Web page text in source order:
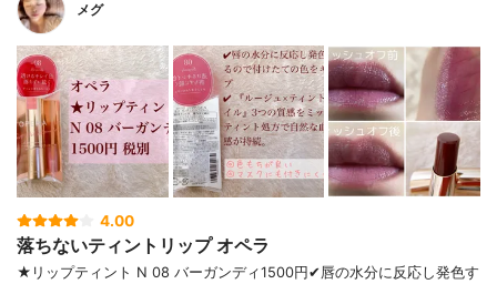
メグ
4.00
落ちないティントリップ オペラ
★リップティント N 08 バーガンディ1500円✔︎唇の水分に反応し発色す